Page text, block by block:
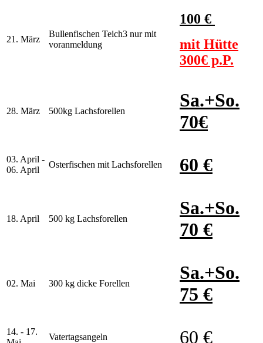
21. März
Bullenfischen Teich3 nur mit
voranmeldung
100 €
mit Hütte
300€ p.P.
28. März 500kg Lachsforellen
Sa.+So.
70€
03. April -
06. April
Osterfischen mit Lachsforellen 60 €
18. April 500 kg Lachsforellen
Sa.+So.
70 €
02. Mai 300 kg dicke Forellen
Sa.+So.
75 €
14. - 17.
Vatertagsangeln 60 €